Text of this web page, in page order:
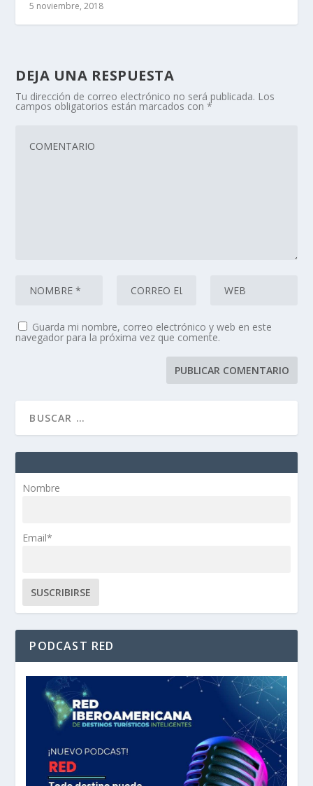
5 noviembre, 2018
DEJA UNA RESPUESTA
Tu dirección de correo electrónico no será publicada. Los
campos obligatorios están marcados con*
Guarda mi nombre, correo electrónico y web en este
navegador para la próxima vez que comente.
Nombre
Email*
PODCAST RED